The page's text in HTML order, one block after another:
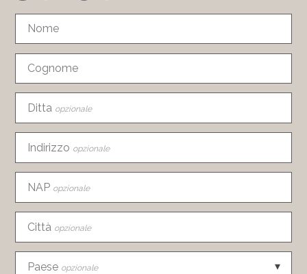
Nome
Cognome
Ditta opzionale
Indirizzo opzionale
NAP opzionale
Città opzionale
Paese opzionale